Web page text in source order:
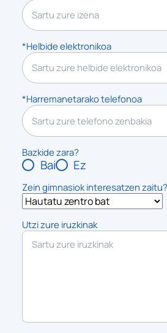
*Helbide elektronikoa
*Harremanetarako telefonoa
Bazkide zara?
Bai Ez
Zein gimnasiok interesatzen zaitu?
Utzi zure iruzkinak